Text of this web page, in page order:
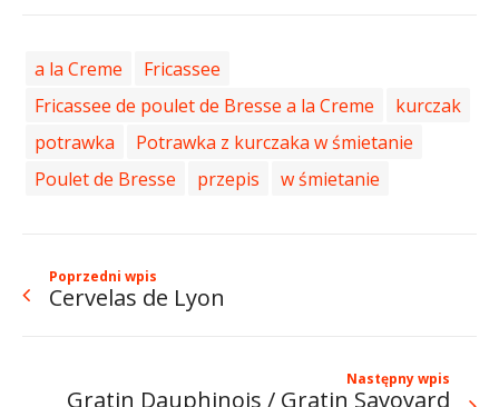
a la Creme
Fricassee
Fricassee de poulet de Bresse a la Creme
kurczak
potrawka
Potrawka z kurczaka w śmietanie
Poulet de Bresse
przepis w śmietanie
Poprzedni wpis
Cervelas de Lyon
Następny wpis
Gratin Dauphinois / Gratin Savoyard